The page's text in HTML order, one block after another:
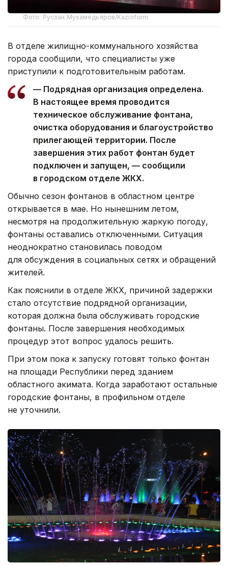
Фото: Руслан Мухамедьяров/Kazinform
В отделе жилищно-коммунального хозяйства
города сообщили, что специалисты уже
приступили к подготовительным работам.
— Подрядная организация определена.
В настоящее время проводится
техническое обслуживание фонтана,
очистка оборудования и благоустройство
прилегающей территории. После
завершения этих работ фонтан будет
подключен и запущен, — сообщили
в городском отделе ЖКХ.
Обычно сезон фонтанов в областном центре
открывается в мае. Но нынешним летом,
несмотря на продолжительную жаркую погоду,
фонтаны оставались отключенными. Ситуация
неоднократно становилась поводом
для обсуждения в социальных сетях и обращений
жителей.
Как пояснили в отделе ЖКХ, причиной задержки
стало отсутствие подрядной организации,
которая должна была обслуживать городские
фонтаны. После завершения необходимых
процедур этот вопрос удалось решить.
При этом пока к запуску готовят только фонтан
на площади Республики перед зданием
областного акимата. Когда заработают остальные
городские фонтаны, в профильном отделе
не уточнили.